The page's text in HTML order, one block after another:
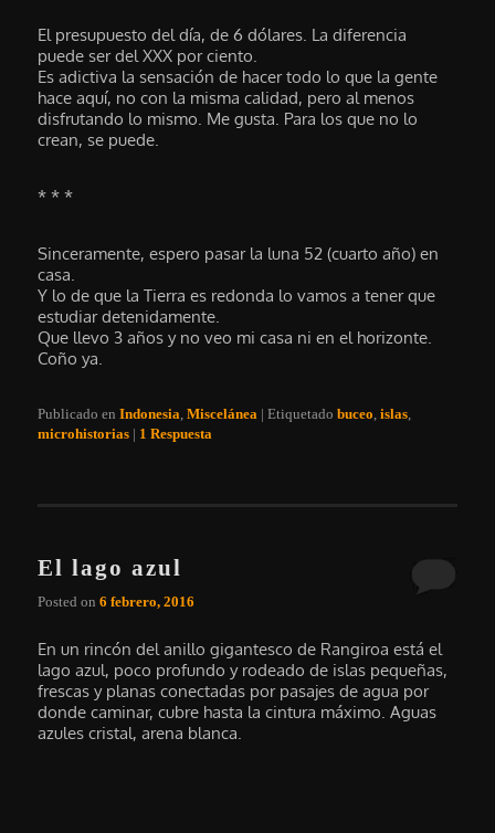
El presupuesto del día, de 6 dólares. La diferencia
puede ser del XXX por ciento.
Es adictiva la sensación de hacer todo lo que la gente
hace aquí, no con la misma calidad, pero al menos
disfrutando lo mismo. Me gusta. Para los que no lo
crean, se puede.
* * *
Sinceramente, espero pasar la luna 52 (cuarto año) en
casa.
Y lo de que la Tierra es redonda lo vamos a tener que
estudiar detenidamente.
Que llevo 3 años y no veo mi casa ni en el horizonte.
Coño ya.
Publicado en Indonesia ,Miscelánea |Etiquetado buceo ,islas
microhistorias | 1 Respuesta
El lago azul
Posted on6 febrero, 2016
En un rincón del anillo gigantesco de Rangiroa está el
lago azul, poco profundo y rodeado de islas pequeñas,
frescas y planas conectadas por pasajes de agua por
donde caminar, cubre hasta la cintura máximo. Aguas
azules cristal, arena blanca.